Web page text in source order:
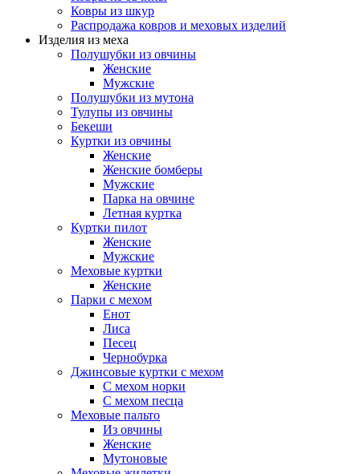
Ковры из шкур
Распродажа ковров и меховых изделий
Изделия из меха
Полушубки из овчины
Женские
Мужские
Полушубки из мутона
Тулупы из овчины
Бекеши
Куртки из овчины
Женские
Женские бомберы
Мужские
Парка на овчине
Летная куртка
Куртки пилот
Женские
Мужские
Меховые куртки
Женские
Парки с мехом
Енот
Лиса
Песец
Чернобурка
Джинсовые куртки с мехом
С мехом норки
С мехом песца
Меховые пальто
Из овчины
Женские
Мутоновые